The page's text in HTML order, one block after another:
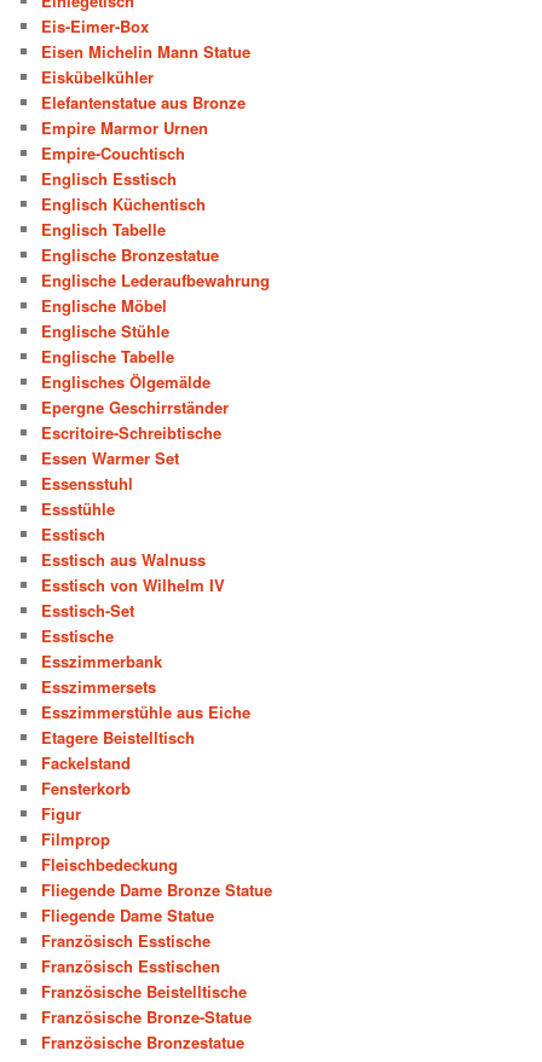
Eis-Eimer-Box
Eisen Michelin Mann Statue
Eiskübelkühler
Elefantenstatue aus Bronze
Empire Marmor Urnen
Empire-Couchtisch
Englisch Esstisch
Englisch Küchentisch
Englisch Tabelle
Englische Bronzestatue
Englische Lederaufbewahrung
Englische Möbel
Englische Stühle
Englische Tabelle
Englisches Ölgemälde
Epergne Geschirrständer
Escritoire-Schreibtische
Essen Warmer Set
Essensstuhl
Essstühle
Esstisch
Esstisch aus Walnuss
Esstisch von Wilhelm IV
Esstisch-Set
Esstische
Esszimmerbank
Esszimmersets
Esszimmerstühle aus Eiche
Etagere Beistelltisch
Fackelstand
Fensterkorb
Figur
Filmprop
Fleischbedeckung
Fliegende Dame Bronze Statue
Fliegende Dame Statue
Französisch Esstische
Französisch Esstischen
Französische Beistelltische
Französische Bronze-Statue
Französische Bronzestatue